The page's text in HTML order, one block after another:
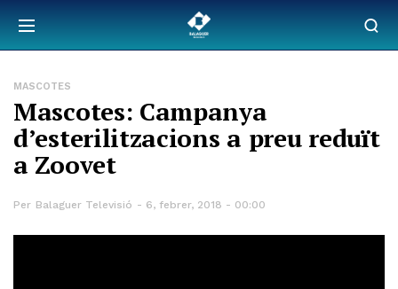
MASCOTES
Mascotes: Campanya
d’esterilitzacions a preu reduït
a Zoovet
Per Balaguer Televisió 6, febrer, 2018 - 00:00